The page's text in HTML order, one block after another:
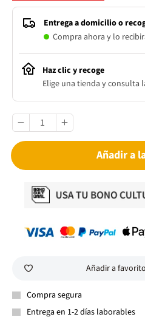
Entrega a domicilio o
Compra ahora y lo
Haz clic y recoge
Elige una tienda y consulta
Añadir a
Añadir a
Compra segura
Entrega en 1-2 días laborables